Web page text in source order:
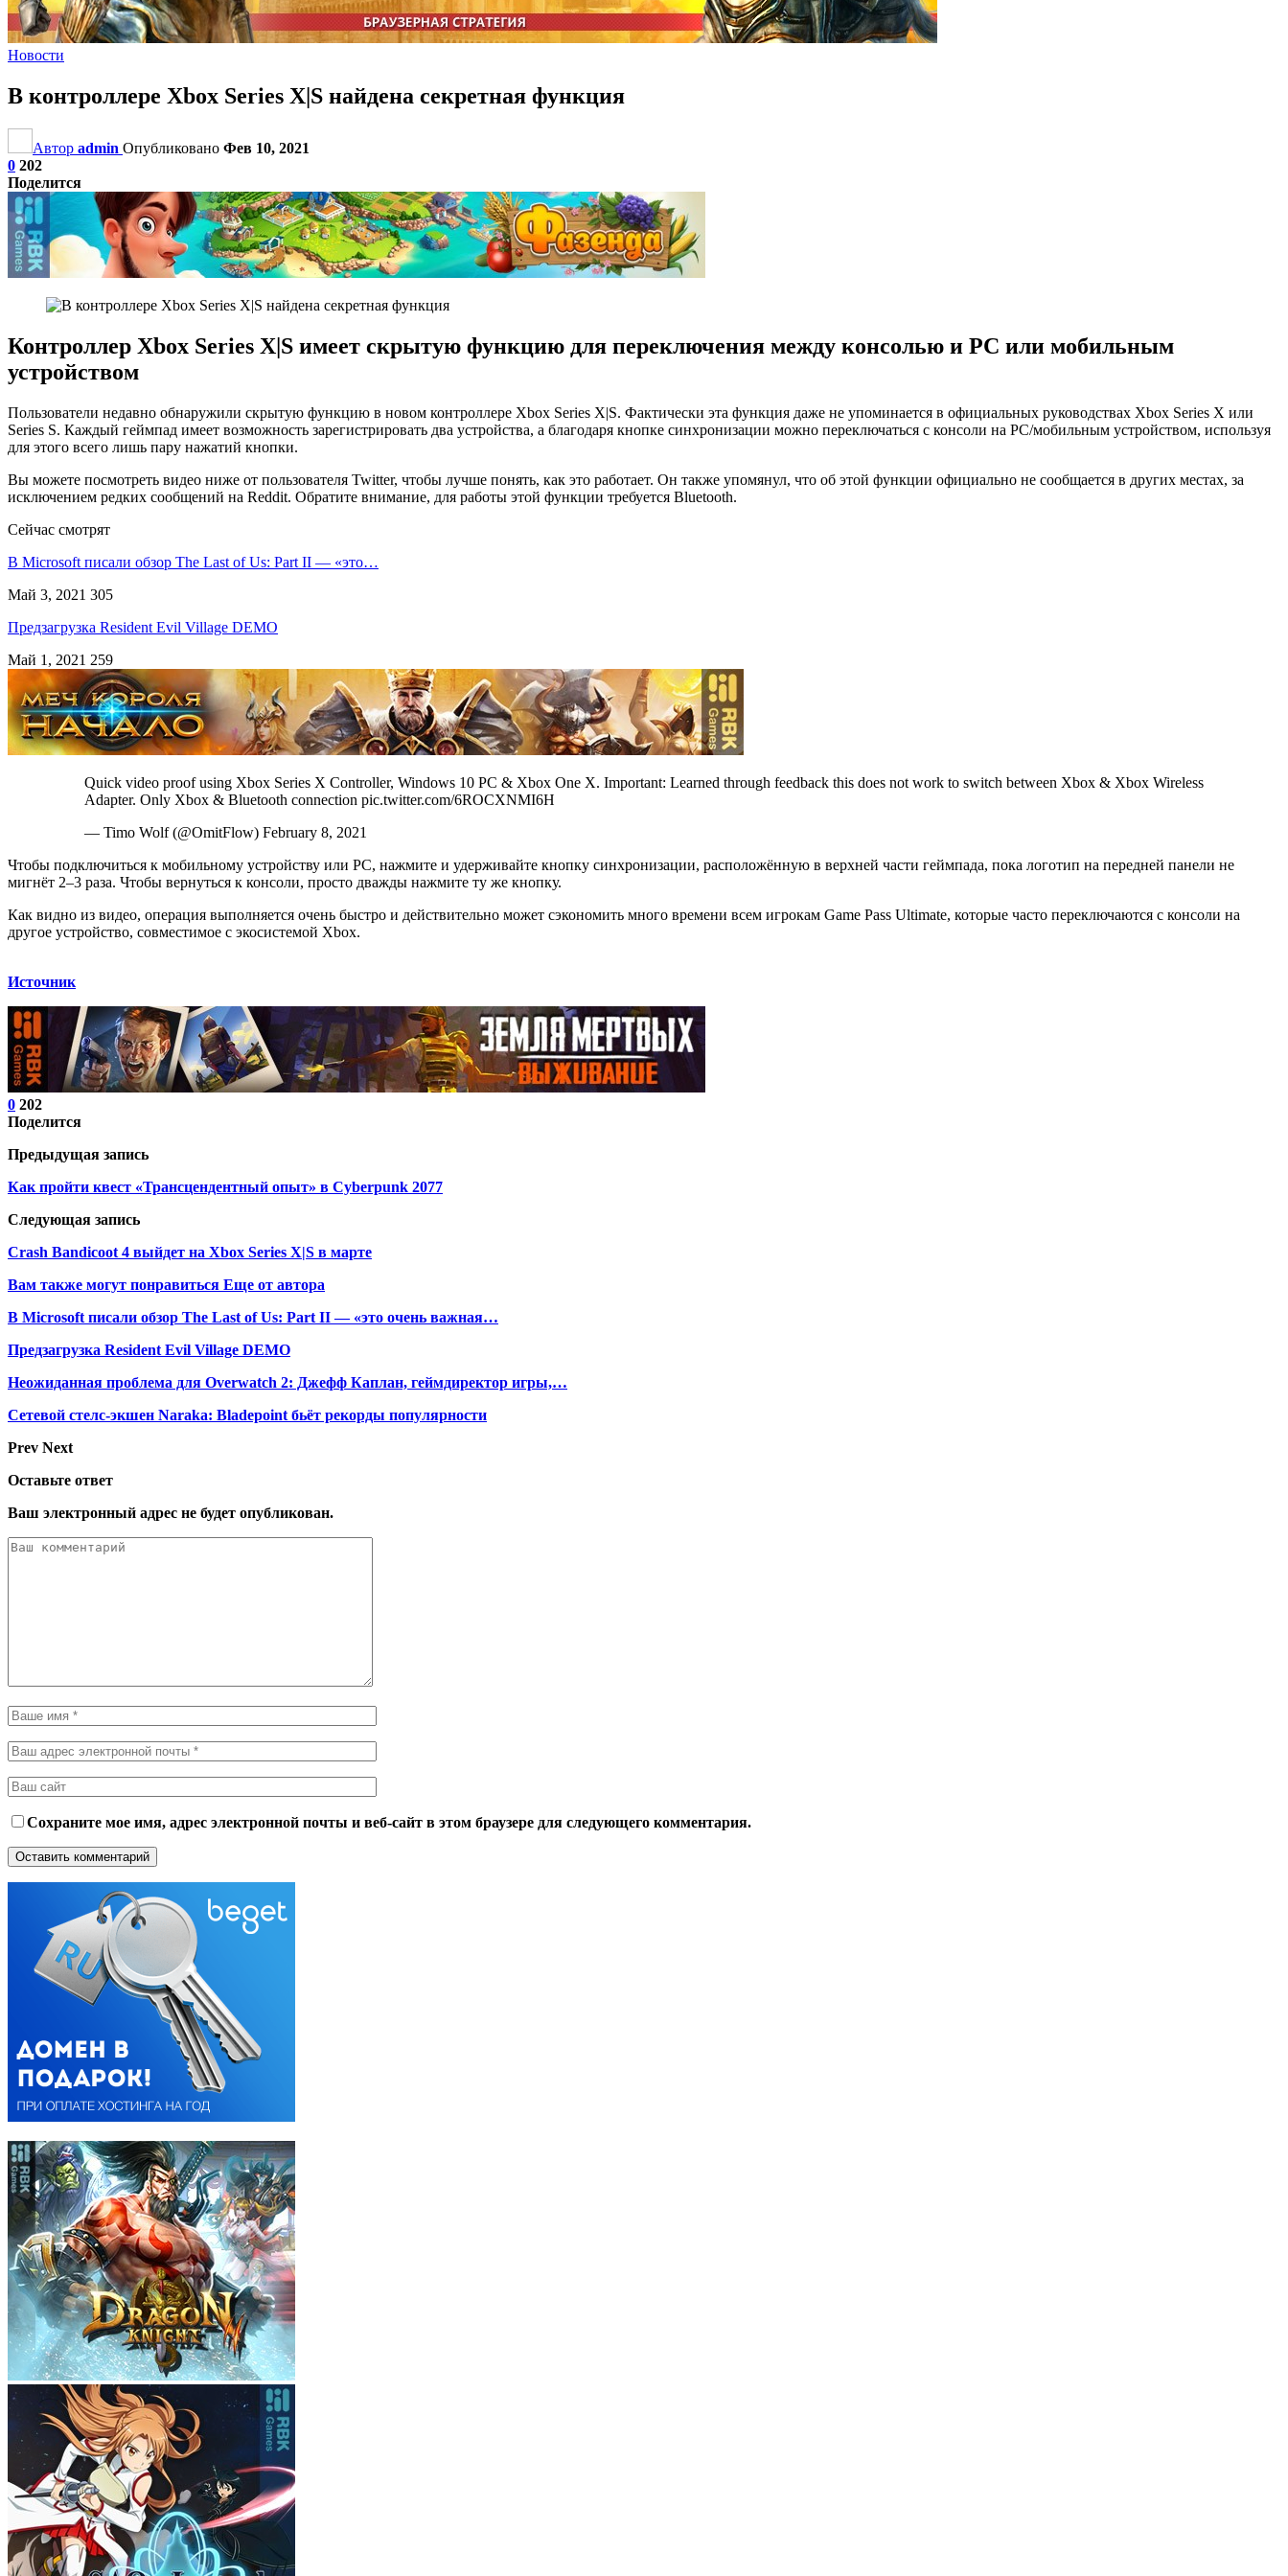
Новости
В контроллере Xbox Series X|S найдена секретная функция
Автор admin Опубликовано Фев 10, 2021
0 202
Поделится
Контроллер Xbox Series X|S имеет скрытую функцию для переключения между консолью и PC или мобильным
устройством
Пользователи недавно обнаружили скрытую функцию в новом контроллере Xbox Series X|S. Фактически эта функция даже не упоминается в официальных руководствах Xbox Series X или
Series S. Каждый геймпад имеет возможность зарегистрировать два устройства, а благодаря кнопке синхронизации можно переключаться с консоли на PC/мобильным устройством, используя
для этого всего лишь пару нажатий кнопки.
Вы можете посмотреть видео ниже от пользователя Twitter, чтобы лучше понять, как это работает. Он также упомянул, что об этой функции официально не сообщается в других местах, за
исключением редких сообщений на Reddit. Обратите внимание, для работы этой функции требуется Bluetooth.
Сейчас смотрят
В Microsoft писали обзор The Last of Us: Part II — «это…
Май 3, 2021 305
Предзагрузка Resident Evil Village DEMO
Май 1, 2021 259
Quick video proof using Xbox Series X Controller, Windows 10 PC & Xbox One X. Important: Learned through feedback this does not work to switch between Xbox & Xbox Wireless
Adapter. Only Xbox & Bluetooth connection pic.twitter.com/6ROCXNMI6H
— Timo Wolf (@OmitFlow) February 8, 2021
Чтобы подключиться к мобильному устройству или PC, нажмите и удерживайте кнопку синхронизации, расположённую в верхней части геймпада, пока логотип на передней панели не
мигнёт 2–3 раза. Чтобы вернуться к консоли, просто дважды нажмите ту же кнопку.
Как видно из видео, операция выполняется очень быстро и действительно может сэкономить много времени всем игрокам Game Pass Ultimate, которые часто переключаются с консоли на
другое устройство, совместимое с экосистемой Xbox.
Источник
0 202
Поделится
Предыдущая запись
Как пройти квест «Трансцендентный опыт» в Cyberpunk 2077
Следующая запись
Crash Bandicoot 4 выйдет на Xbox Series X|S в марте
Вам также могут понравиться Еще от автора
В Microsoft писали обзор The Last of Us: Part II — «это очень важная…
Предзагрузка Resident Evil Village DEMO
Неожиданная проблема для Overwatch 2: Джефф Каплан, геймдиректор игры,…
Сетевой стелс-экшен Naraka: Bladepoint бьёт рекорды популярности
Prev Next
Оставьте ответ
Ваш электронный адрес не будет опубликован.
Сохраните мое имя, адрес электронной почты и веб-сайт в этом браузере для следующего комментария.